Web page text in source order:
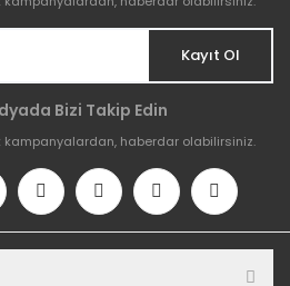
Kayıt Ol
Bizi Takip Edin
kampanyalardan, haberdar olabilirsiniz.